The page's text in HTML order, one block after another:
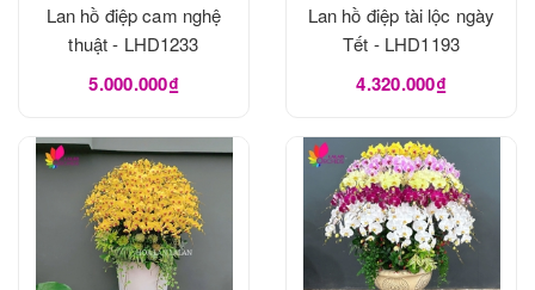
Lan hồ điệp cam nghệ
thuật - LHD1233
5.000.000₫
Lan hồ điệp tài lộc ngày
Tết - LHD1193
4.320.000₫